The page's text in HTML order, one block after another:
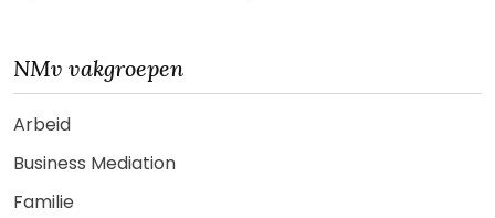
NMv vakgroepen
Arbeid
Business Mediation
Familie